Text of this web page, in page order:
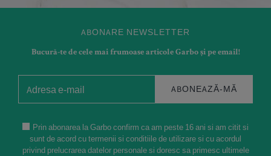
ABONARE NEWSLETTER
Bucură-te de cele mai frumoase articole Garbo și pe email!
ABONEAZĂ-MĂ
Prin abonarea la Garbo confirm ca am peste 16 ani si am citit si
sunt de acord cu termenii si conditiile de utilizare si cu acordul
privind prelucrarea datelor personale si doresc sa primesc ultimele